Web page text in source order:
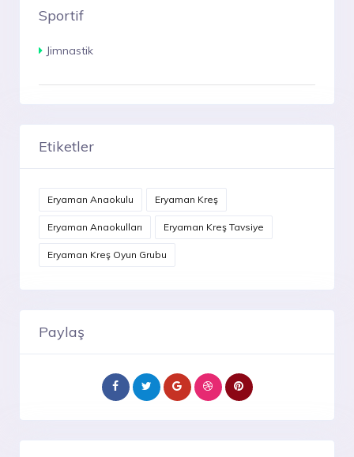
Sportif
Jimnastik
Etiketler
Eryaman Anaokulu Eryaman Kreş
Eryaman Anaokulları Eryaman Kreş Tavsiye
Eryaman Kreş Oyun Grubu
Paylaş